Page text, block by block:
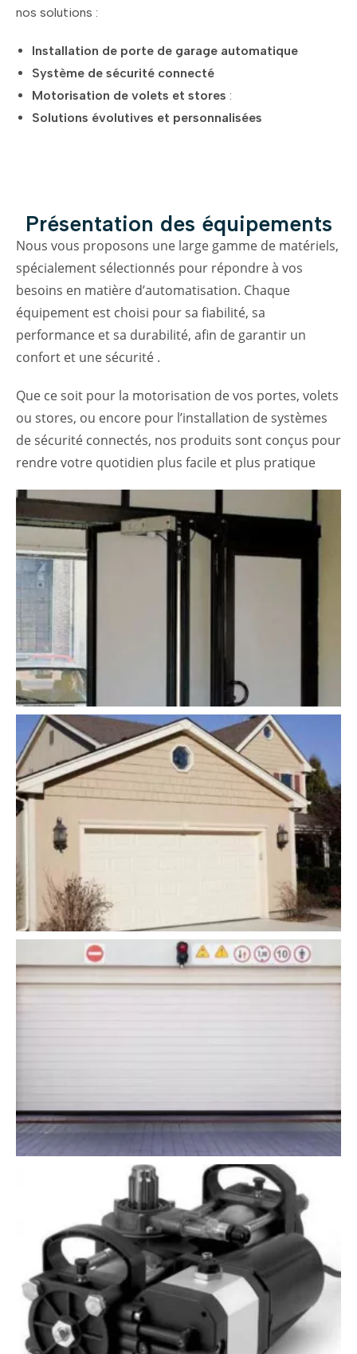
nos solutions :
Installation de porte de garage automatique
Système de sécurité connecté
Motorisation de volets et stores :
Solutions évolutives et personnalisées
Présentation des équipements
Nous vous proposons une large gamme de matériels,
spécialement sélectionnés pour répondre à vos
besoins en matière d’automatisation. Chaque
équipement est choisi pour sa fiabilité, sa
performance et sa durabilité, afin de garantir un
confort et une sécurité .
Que ce soit pour la motorisation de vos portes, volets
ou stores, ou encore pour l’installation de systèmes
de sécurité connectés, nos produits sont conçus pour
rendre votre quotidien plus facile et plus pratique